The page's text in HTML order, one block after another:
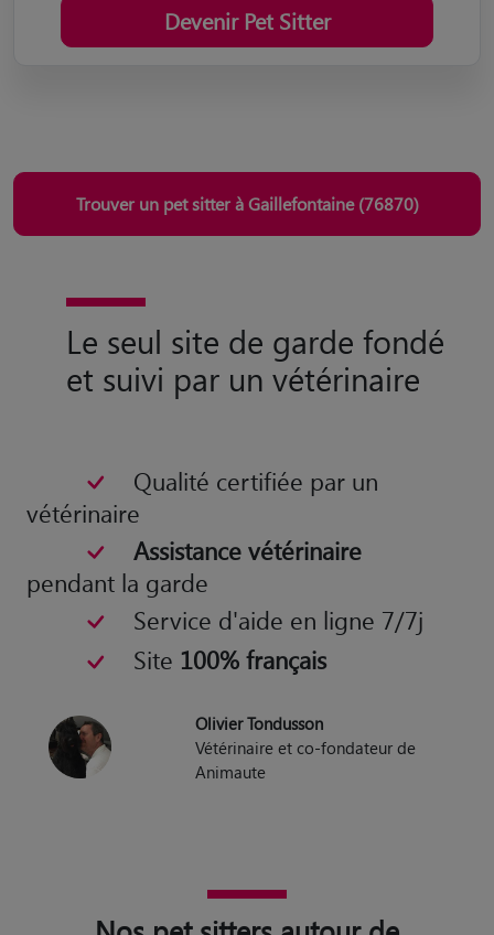
Devenir Pet Sitter
Trouver un pet sitter à Gaillefontaine (76870)
Le seul site de garde fondé
et suivi par un vétérinaire
Qualité certifiée par un
vétérinaire
Assistance vétérinaire
pendant la garde
Service d'aide en ligne 7/7j
Site 100% français
Olivier Tondusson
Vétérinaire et co-fondateur de
Animaute